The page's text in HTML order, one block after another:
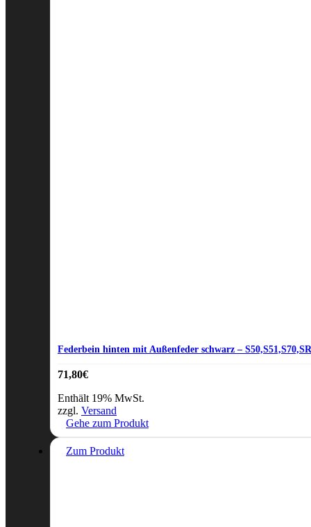
Federbein hinten mit Außenfeder schwarz –
71,80€
Enthält 19% MwSt.
zzgl. Versand
Gehe zum Produkt
Zum Produkt